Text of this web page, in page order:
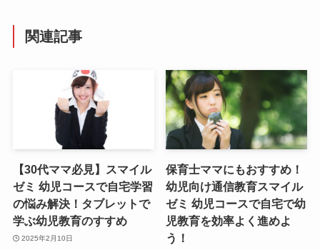
関連記事
【30代ママ必見】スマイル
ゼミ 幼児コースで自宅学習
の悩み解決！タブレットで
学ぶ幼児教育のすすめ
2025年2月10日
保育士ママにもおすすめ！
幼児向け通信教育スマイル
ゼミ 幼児コースで自宅で幼
児教育を効率よく進めよ
う！